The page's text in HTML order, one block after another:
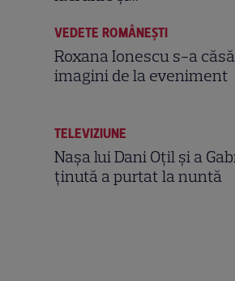
VEDETE ROMÂNEŞTI
Roxana Ionescu s-a
imagini de la eveniment
TELEVIZIUNE
Nașa lui Dani Oțil și a
ținută a purtat la nuntă